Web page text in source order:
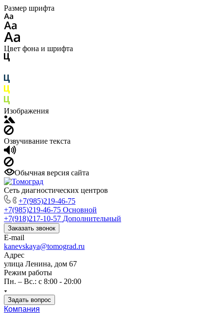
Размер шрифта
Цвет фона и шрифта
Изображения
Озвучивание текста
Обычная версия сайта
Сеть диагностических центров
+7(985)219-46-75
+7(985)219-46-75 Основной
+7(918)217-10-57 Дополнительный
Заказать звонок
E-mail
kanevskaya@tomograd.ru
Адрес
улица Ленина, дом 67
Режим работы
Пн. – Вс.: c 8:00 - 20:00
Задать вопрос
Компания